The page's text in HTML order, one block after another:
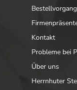
Bestellvorgang
Kontakt
Probleme bei
Über uns
Herrnhuter